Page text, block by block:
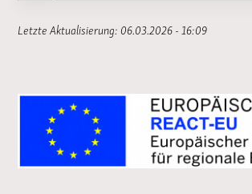
Letzte Aktualisierung: 06.03.2026 - 16:09